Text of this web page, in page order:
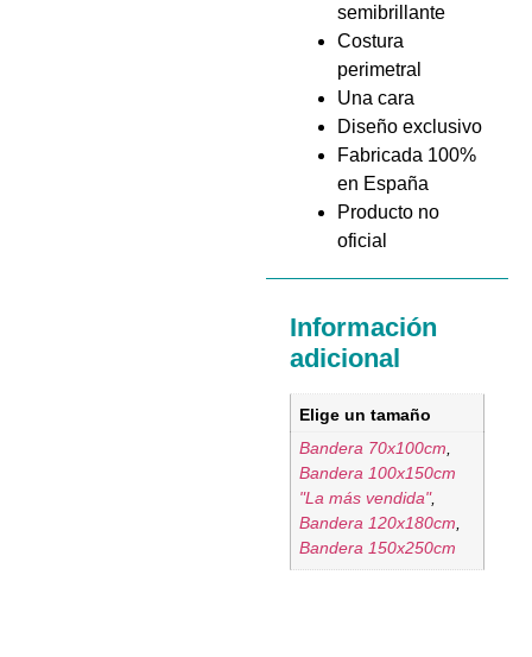
semibrillante
Costura
perimetral
Una cara
Diseño exclusivo
Fabricada 100%
en España
Producto no
oficial
Información
adicional
Elige un tamaño
Bandera 70x100cm
Bandera 100x150cm
"La más vendida",
Bandera 120x180cm
Bandera 150x250cm